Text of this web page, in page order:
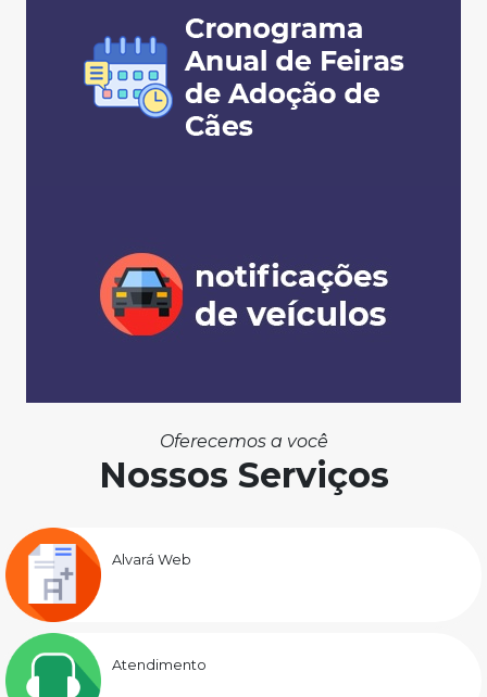
Oferecemos a você
Nossos Serviços
Alvará Web
Atendimento